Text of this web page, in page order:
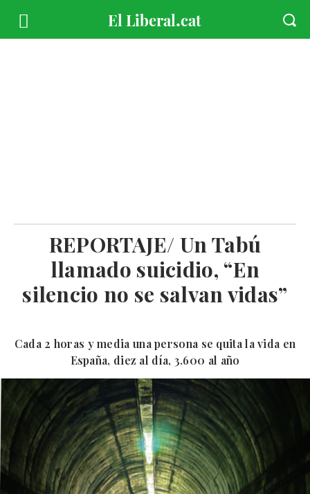
REPORTAJE/ Un Tabú
llamado suicidio, “En
silencio no se salvan vidas”
Cada 2 horas y media una persona se quita la vida en
España, diez al día, 3.600 al año